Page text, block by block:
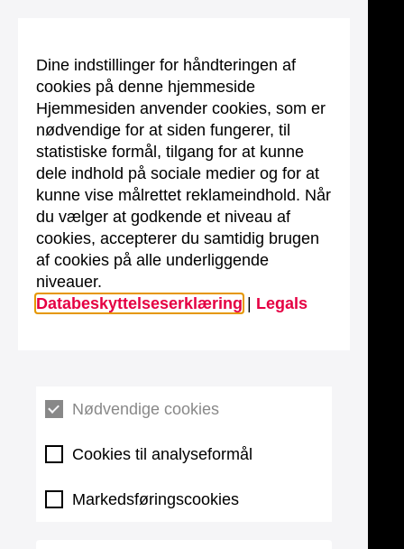
Dine indstillinger for håndteringen af
cookies på denne hjemmeside
Hjemmesiden anvender cookies, som er
nødvendige for at siden fungerer, til
statistiske formål, tilgang for at kunne
dele indhold på sociale medier og for at
kunne vise målrettet reklameindhold. Når
du vælger at godkende et niveau af
cookies, accepterer du samtidig brugen
af cookies på alle underliggende
niveauer.
Databeskyttelseserklæring
Legals
Nødvendige cookies
Cookies til analyseformål
Markedsføringscookies